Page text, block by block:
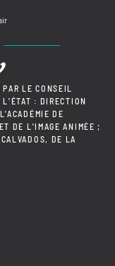
LE CONSEIL
L'ÉTAT : DIRECTION
DE
DE L'IMAGE ANIMÉE ;
DE LA